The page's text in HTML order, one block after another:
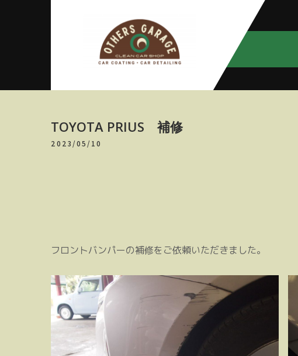
アザースガ
テナンス
TOYOTA PRIUS 補修
2023/05/10
フロントバンパーの補修をご依頼いただきました。